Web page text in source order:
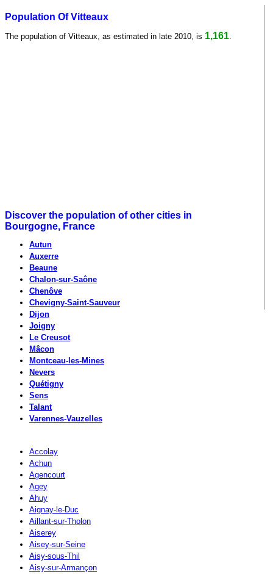
Population Of Vitteaux
The population of Vitteaux, as estimated in late 2010, is 1,161
Discover the population of other cities in
Bourgogne, France
Autun
Auxerre
Beaune
Chalon-sur-Saône
Chenôve
Chevigny-Saint-Sauveur
Dijon
Joigny
Le Creusot
Mâcon
Montceau-les-Mines
Nevers
Quétigny
Sens
Talant
Varennes-Vauzelles
Accolay
Achun
Agencourt
Agey
Ahuy
Aignay-le-Duc
Aillant-sur-Tholon
Aiserey
Aisey-sur-Seine
Aisy-sous-Thil
Aisy-sur-Armançon